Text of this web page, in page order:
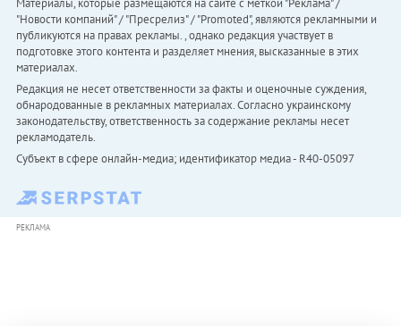
Материалы, которые размещаются на сайте с меткой "Реклама" /
"Новости компаний" / "Пресрелиз" / "Promoted", являются рекламными и
публикуются на правах рекламы. , однако редакция участвует в
подготовке этого контента и разделяет мнения, высказанные в этих
материалах.
Редакция не несет ответственности за факты и оценочные суждения,
обнародованные в рекламных материалах. Согласно украинскому
законодательству, ответственность за содержание рекламы несет
рекламодатель.
Субъект в сфере онлайн-медиа; идентификатор медиа - R40-05097
РЕКЛАМА